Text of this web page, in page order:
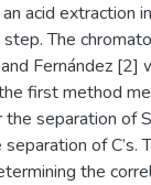
acid extraction
The
Fernández
first method
separation of
of
the